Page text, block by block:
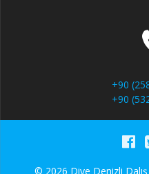
+90
+90
© 2026 Dive Denizli